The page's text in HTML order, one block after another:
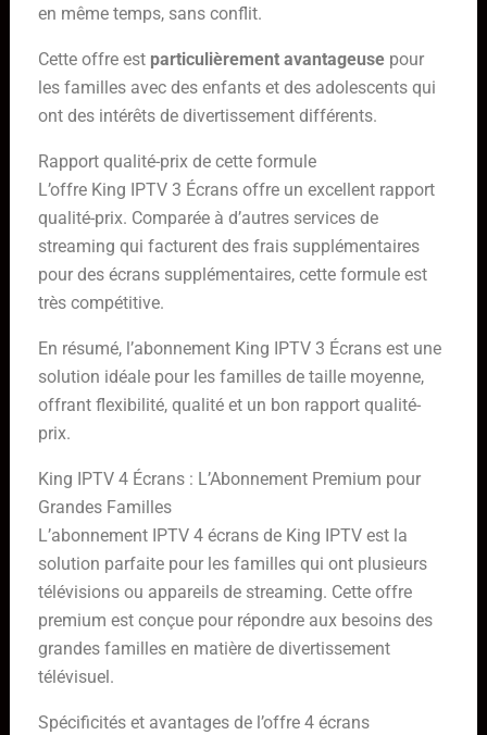
en même temps, sans conflit.
Cette offre est particulièrement avantageusepour
les familles avec des enfants et des adolescents qui
ont des intérêts de divertissement différents.
Rapport qualité-prix de cette formule
L’offre King IPTV 3 Écrans offre un excellent rapport
qualité-prix. Comparée à d’autres services de
streaming qui facturent des frais supplémentaires
pour des écrans supplémentaires, cette formule est
très compétitive.
En résumé, l’abonnement King IPTV 3 Écrans est une
solution idéale pour les familles de taille moyenne,
offrant flexibilité, qualité et un bon rapport qualité-
prix.
King IPTV 4 Écrans : L’Abonnement Premium pour
Grandes Familles
L’abonnement IPTV 4 écrans de King IPTV est la
solution parfaite pour les familles qui ont plusieurs
télévisions ou appareils de streaming. Cette offre
premium est conçue pour répondre aux besoins des
grandes familles en matière de divertissement
télévisuel.
Spécificités et avantages de l’offre 4 écrans